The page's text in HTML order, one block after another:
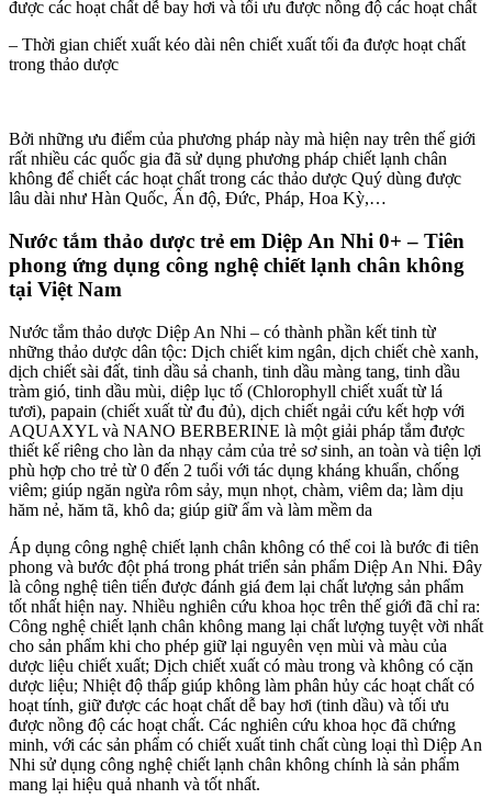
được các hoạt chất dễ bay hơi và tối ưu được nồng độ các hoạt chất
– Thời gian chiết xuất kéo dài nên chiết xuất tối đa được hoạt chất
trong thảo dược
Bởi những ưu điểm của phương pháp này mà hiện nay trên thế giới
rất nhiều các quốc gia đã sử dụng phương pháp chiết lạnh chân
không để chiết các hoạt chất trong các thảo dược Quý dùng được
lâu dài như Hàn Quốc, Ấn độ, Đức, Pháp, Hoa Kỳ,…
Nước tắm thảo dược trẻ em Diệp An Nhi 0+ – Tiên
phong ứng dụng công nghệ chiết lạnh chân không
tại Việt Nam
Nước tắm thảo dược Diệp An Nhi – có thành phần kết tinh từ
những thảo dược dân tộc: Dịch chiết kim ngân, dịch chiết chè xanh,
dịch chiết sài đất, tinh dầu sả chanh, tinh dầu màng tang, tinh dầu
tràm gió, tinh dầu mùi, diệp lục tố (Chlorophyll chiết xuất từ lá
tươi), papain (chiết xuất từ đu đủ), dịch chiết ngải cứu kết hợp với
AQUAXYL và NANO BERBERINE là một giải pháp tắm được
thiết kế riêng cho làn da nhạy cảm của trẻ sơ sinh, an toàn và tiện lợi
phù hợp cho trẻ từ 0 đến 2 tuổi với tác dụng kháng khuẩn, chống
viêm; giúp ngăn ngừa rôm sảy, mụn nhọt, chàm, viêm da; làm dịu
hăm nẻ, hăm tã, khô da; giúp giữ ẩm và làm mềm da
Áp dụng công nghệ chiết lạnh chân không có thể coi là bước đi tiên
phong và bước đột phá trong phát triển sản phẩm Diệp An Nhi. Đây
là công nghệ tiên tiến được đánh giá đem lại chất lượng sản phẩm
tốt nhất hiện nay. Nhiều nghiên cứu khoa học trên thế giới đã chỉ ra:
Công nghệ chiết lạnh chân không mang lại chất lượng tuyệt vời nhất
cho sản phẩm khi cho phép giữ lại nguyên vẹn mùi và màu của
dược liệu chiết xuất; Dịch chiết xuất có màu trong và không có cặn
dược liệu; Nhiệt độ thấp giúp không làm phân hủy các hoạt chất có
hoạt tính, giữ được các hoạt chất dễ bay hơi (tinh dầu) và tối ưu
được nồng độ các hoạt chất. Các nghiên cứu khoa học đã chứng
minh, với các sản phẩm có chiết xuất tinh chất cùng loại thì Diệp An
Nhi sử dụng công nghệ chiết lạnh chân không chính là sản phẩm
mang lại hiệu quả nhanh và tốt nhất.